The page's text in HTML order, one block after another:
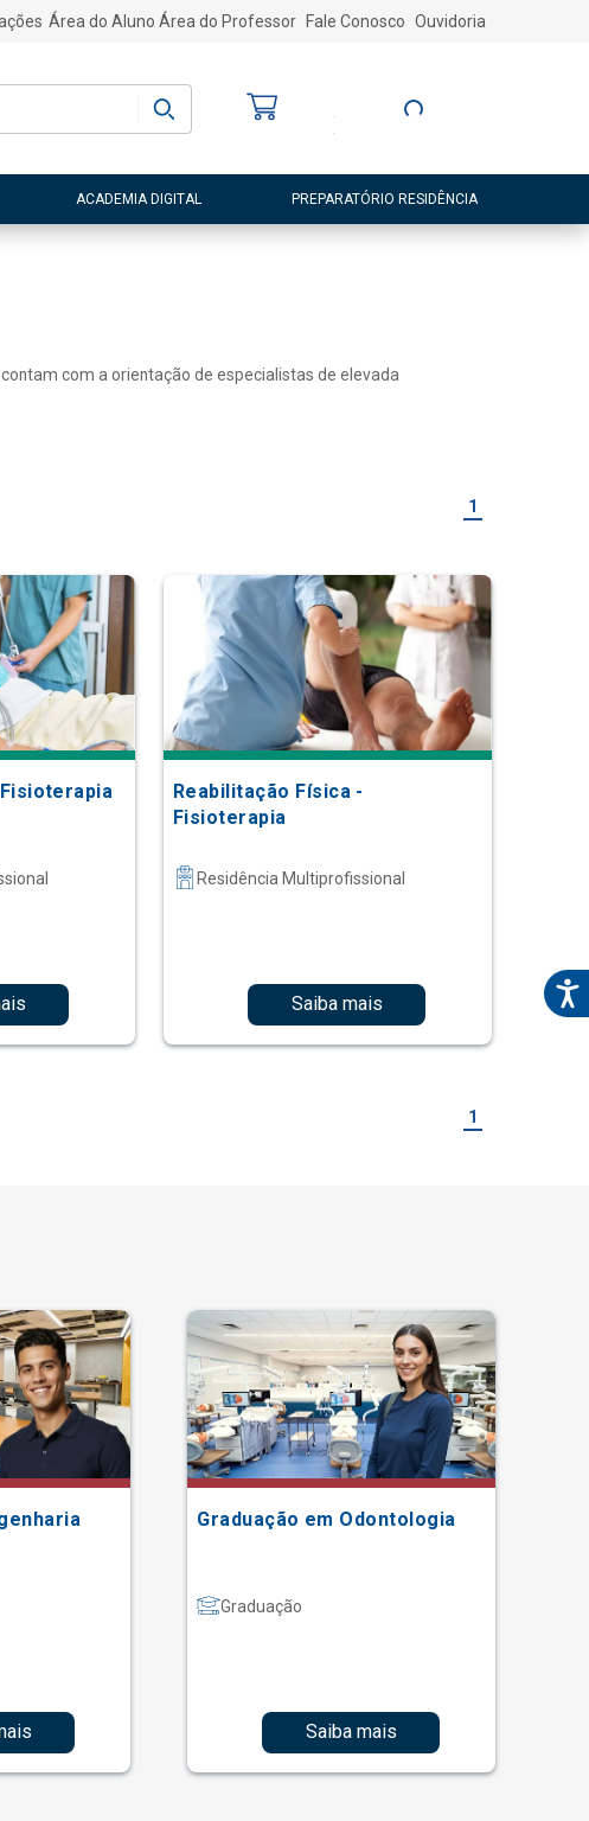
Área do Aluno Área do Professor Fale Conosco Ouvidoria
Entre ou Cadastre-
ACADEMIA DIGITAL PREPARATÓRIO RESIDÊNCIA
com a orientação de especialistas de elevada
1
Reabilitação Física -
Fisioterapia
Residência Multiprofissional
Saiba mais
1
Graduação em Odontologia
Graduação
Saiba mais